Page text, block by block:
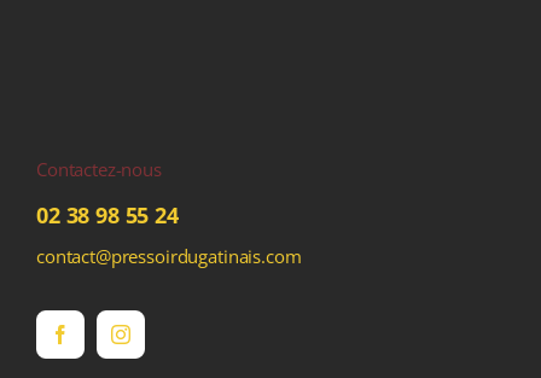
Contactez-nous
02 38 98 55 24
contact@pressoirdugatinais.com